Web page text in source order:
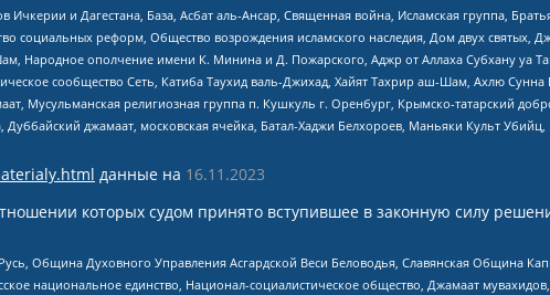
и Дагестана, База, Асбат аль-Ансар, Священная война, Исламская группа,
социальных реформ, Общество возрождения исламского наследия, Дом двух святых,
Народное ополчение имени К. Минина и Д. Пожарского, Аджр от Аллаха Субхану уа
сообщество Сеть, Катиба Таухид валь-Джихад, Хайят Тахрир аш-Шам, Ахлю
Мусульманская религиозная группа п. Кушкуль г. Оренбург, Крымско-татарский
джамаат, московская ячейка, Батал-Хаджи Белхороев, Маньяки Культ
данные на 16.11.2023
которых судом принято вступившее в законную силу
Община Духовного Управления Асгардской Веси Беловодья, Славянская Община
национальное единство, Национал-социалистическое общество, Джамаат